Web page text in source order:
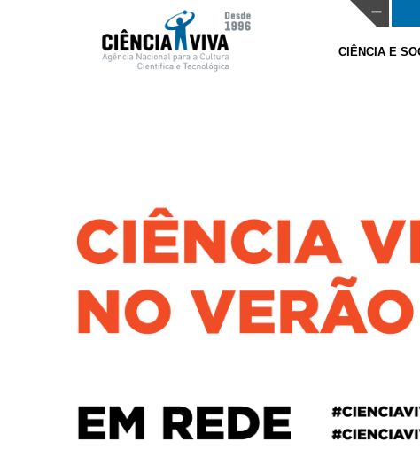
CIÊNCIA E